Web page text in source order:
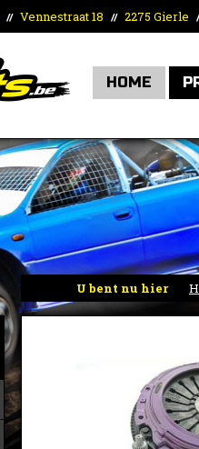
// Vennestraat 18 // 2275 Gierle
HOME
U bent nu hier